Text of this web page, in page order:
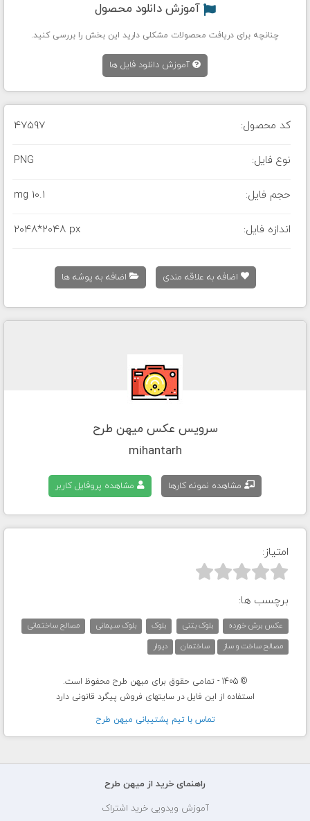
آموزش دانلود محصول
چنانچه برای دریافت محصولات مشکلی دارید این بخش را بررسی کنید.
آموزش دانلود فایل ها
کد محصول: 47597
نوع فایل: PNG
حجم فایل: 10.1 mg
اندازه فایل: 2048*2048 px
اضافه به علاقه مندی اضافه به پوشه ها
سرویس عکس میهن طرح
mihantarh
مشاهده نمونه کارها مشاهده پروفایل کاربر
امتیاز:



برچسب ها:
عکس برش خورده بلوک بتنی بلوک بلوک سیمانی
مصالح ساختمانی
مصالح ساخت و ساز
ساختمان دیوار
© 1405 - تمامی حقوق برای میهن طرح محفوظ است.
استفاده از این فایل در سایتهای فروش پیگرد قانونی دارد
تماس با تيم پشتيبانی ميهن طرح
راهنمای خرید از میهن طرح
آموزش ویدویی خرید اشتراک